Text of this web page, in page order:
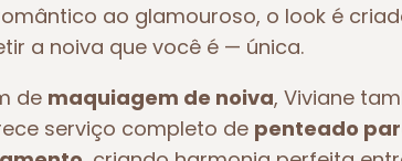
ao glamouroso, o look é
a noiva que você é — única.
de maquiagem de noiva, Viviane
serviço completo de penteado